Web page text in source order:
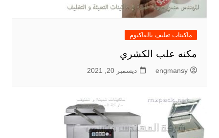
ماكينات تغليف بالفاكيوم
مكنه علب الكشري
engmansy ديسمبر 20, 2021